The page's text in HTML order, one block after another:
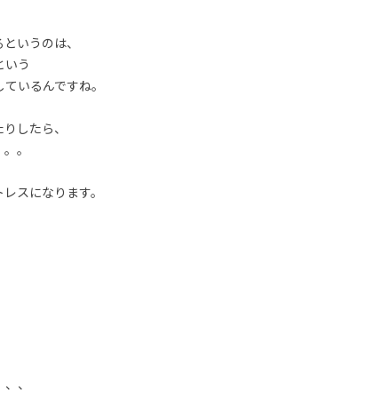
いうのは、
う
いるんですね。
したら、
。
スになります。
、